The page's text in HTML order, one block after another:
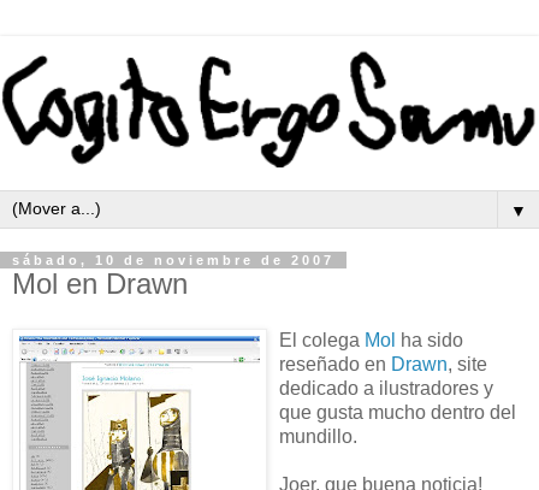
▼
sábado, 10 de noviembre de 2007
Mol en Drawn
El colega Mol ha sido
reseñado en Drawn, site
dedicado a ilustradores y
que gusta mucho dentro del
mundillo.
Joer, que buena noticia!